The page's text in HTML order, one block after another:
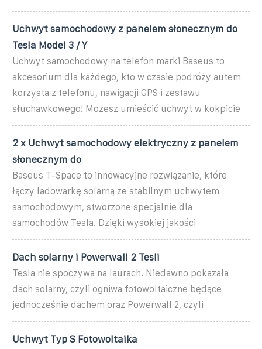
Uchwyt samochodowy z panelem słonecznym do
Tesla Model 3 / Y
Uchwyt samochodowy na telefon marki Baseus to
akcesorium dla każdego, kto w czasie podróży autem
korzysta z telefonu, nawigacji GPS i zestawu
słuchawkowego! Możesz umieścić uchwyt w kokpicie
2 x Uchwyt samochodowy elektryczny z panelem
słonecznym do
Baseus T-Space to innowacyjne rozwiązanie, które
łączy ładowarkę solarną ze stabilnym uchwytem
samochodowym, stworzone specjalnie dla
samochodów Tesla. Dzięki wysokiej jakości
Dach solarny i Powerwall 2 Tesli
Tesla nie spoczywa na laurach. Niedawno pokazała
dach solarny, czyli ogniwa fotowoltaiczne będące
jednocześnie dachem oraz Powerwall 2, czyli
Uchwyt Typ S Fotowoltaika